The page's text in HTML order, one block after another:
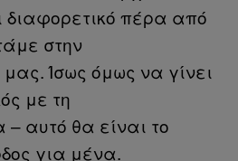
διαφορετικό πέρα από
στην
Ίσως όμως να γίνει
με τη
– αυτό θα είναι το
για μένα.